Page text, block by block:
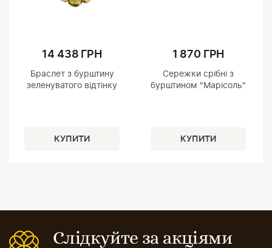
14 438 ГРН
Браслет з бурштину
зеленуватого відтінку
1 870 ГРН
Сережки срібні з
бурштином "Марісоль"
Слідкуйте за акціями